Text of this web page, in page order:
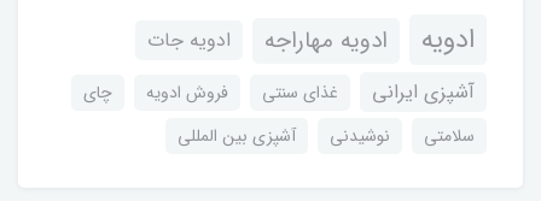
ادویه ادویه مهاراجه
ادویه جات
آشپزی ایرانی
غذای سنتی فروش ادویه
چای
سلامتی
نوشیدنی آشپزی بین المللی